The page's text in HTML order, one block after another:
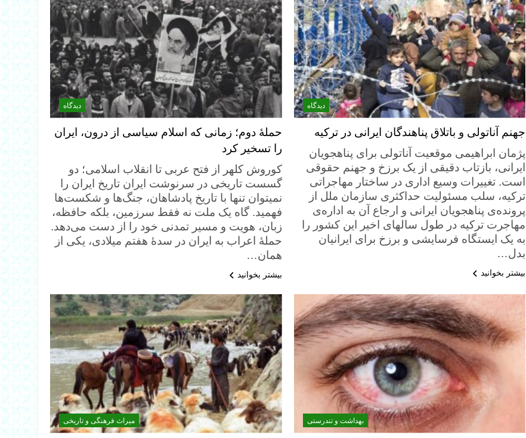
دیدگاه
جهنم آناتولی و باتلاق پناهندگان ایرانی در ترکیه
پژمان ابراهیمی موقعیت آناتولی برای پناهجویان
ایرانی، بازتاب دقیقی از یک برزخ و جهنم حقوقی
است. تغییرات وسیع اداری در ساختار مهاجراتی
ترکیه، سلب مسئولیت حداکثری سازمان ملل از
پرونده‌ی پناهجویان ایرانی و ارجاع آن به اداره‌ی
مهاجرت ترکیه در طول سالهای اخیر این کشور را
به یک ایستگاه فرسایشی و برزخ برای ایرانیان
بدل…
بیشتر بخوانید
دیدگاه
حملهٔ دوم؛ زمانی که اسلام سیاسی از درون، ایران
را تسخیر کرد
کوروش کلهر از فتح عربی تا انقلاب اسلامی؛ دو
گسست تاریخی در سرنوشت ایران تاریخ ایران را
نمیتوان تنها با تاریخ پادشاهان، جنگ‌ها و شکست‌ها
فهمید. گاه یک ملت نه فقط سرزمین، بلکه حافظه،
زبان، هویت و مسیر تمدنی خود را از دست می‌دهد.
حملهٔ اعراب به ایران در سدهٔ هفتم میلادی، یکی از
همان…
بیشتر بخوانید
بهداشت و تندرستی میراث فرهنگی و تاریخی